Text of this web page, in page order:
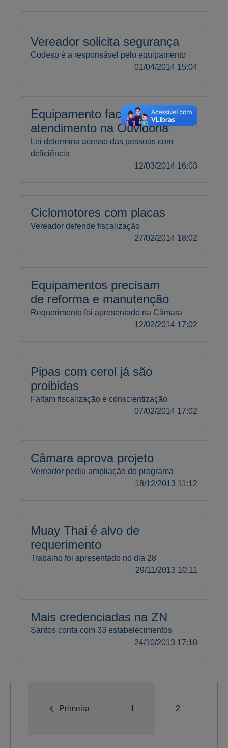
Vereador solicita segurança
Codesp é a responsável pelo equipamento
01/04/2014 15:04
Equipamento facilitará
atendimento na Ouvidoria
Lei determina acesso das pessoas com
deficiência
12/03/2014 16:03
Ciclomotores com placas
Vereador defende fiscalização
27/02/2014 18:02
Equipamentos precisam
de reforma e manutenção
Requerimento foi apresentado na Câmara
12/02/2014 17:02
Pipas com cerol já são
proibidas
Faltam fiscalização e conscientização
07/02/2014 17:02
Câmara aprova projeto
Vereador pediu ampliação do programa
18/12/2013 11:12
Muay Thai é alvo de
requerimento
Trabalho foi apresentado no dia 28
29/11/2013 10:11
Mais credenciadas na ZN
Santos conta com 33 estabelecimentos
24/10/2013 17:10
Primeira 1 2